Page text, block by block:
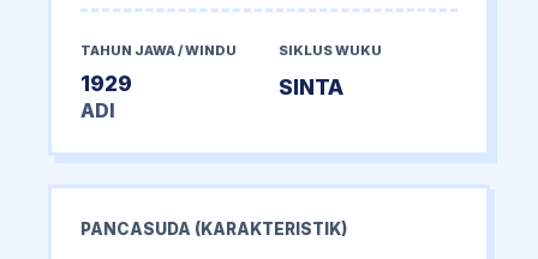
TAHUN JAWA / WINDU
1929
ADI
SIKLUS WUKU
SINTA
PANCASUDA (KARAKTERISTIK)